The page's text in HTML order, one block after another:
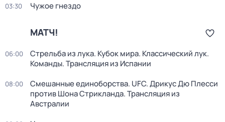
03:30 Чужое гнездо
МАТЧ!
06:00
Стрельба из лука. Кубок мира. Классический лук.
Команды. Трансляция из Испании
08:00
Смешанные единоборства. UFC. Дрикус Дю Плесси
против Шона Стрикланда. Трансляция из
Австралии